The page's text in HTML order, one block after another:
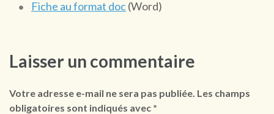
Fiche au format doc(Word)
Laisser un commentaire
Votre adresse e-mail ne sera pas publiée. Les champs
obligatoires sont indiqués avec *